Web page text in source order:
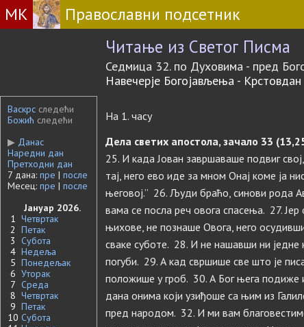
МК Православни подсетник
Читање из Светог Писма
Седмица 32. по Духовима - пред
Навечерје Богојављења - Крстовдан
Васкрс следећи
Божић следећи
▶ Данас
Наредни дан
Претходни дан
7 дана: пре | после
Месец: пре | после
Јануар 2026.
1 Четвртак
2 Петак
3 Субота
4 Недеља
5 Понедељак
6 Уторак
7 Среда
8 Четвртак
9 Петак
10 Субота
На 1. часу
Дела светих апостола, зачало 33
25. И када Јован завршаваше подвиг
тај, него ево иде за мном Онај коме ја
његовој.” 26. Људи браћо, синови рода
вама се посла реч овога спасења. 27.
њихове, не познаше Овога, него
сваке суботе. 28. И не нашавши ни
погуби. 29. А кад свршише све што је
положише у гроб. 30. А Бог њега подиже
дана онима који узиђоше са њим из
пред народом. 32. И ми вам